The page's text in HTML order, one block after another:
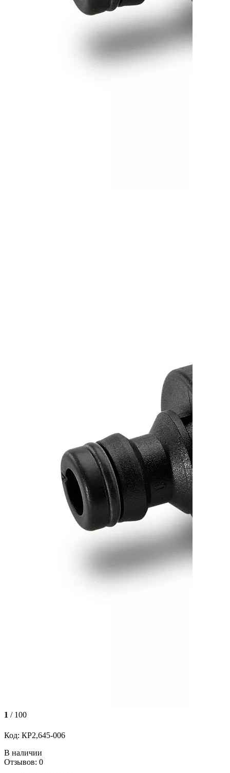
1 / 100
Код: КР2,645-006
В наличии
Отзывов: 0